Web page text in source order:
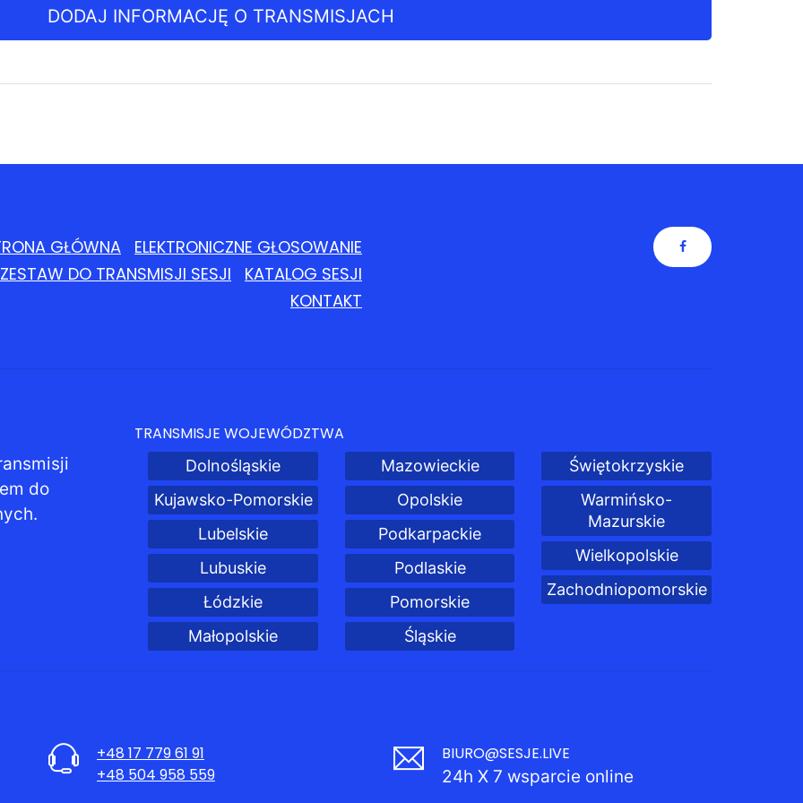
DODAJ INFORMACJĘ O TRANSMISJACH
GŁÓWNA
ELEKTRONICZNE GŁOSOWANIE
ZESTAW DO TRANSMISJI SESJI
KATALOG SESJI
KONTAKT
do
TRANSMISJE WOJEWÓDZTWA
Dolnośląskie
Kujawsko-Pomorskie
Lubelskie
Lubuskie
Łódzkie
Małopolskie
Mazowieckie
Opolskie
Podkarpackie
Podlaskie
Pomorskie
Śląskie
Świętokrzyskie
Warmińsko-
Mazurskie
Wielkopolskie
Zachodniopomorskie
+48 17 779 61 91
+48 504 958 559
BIURO@SESJE.LIVE
24h X 7 wsparcie online